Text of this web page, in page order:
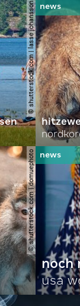
© shutterstock.com | lasse johansson
© shutterstock.com | domuephoto
noch
usa